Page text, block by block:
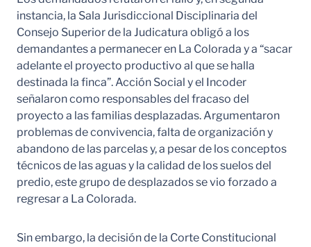
instancia, la Sala Jurisdiccional Disciplinaria del
Consejo Superior de la Judicatura obligó a los
demandantes a permanecer en La Colorada y a “sacar
adelante el proyecto productivo al que se halla
destinada la finca”. Acción Social y el Incoder
señalaron como responsables del fracaso del
proyecto a las familias desplazadas. Argumentaron
problemas de convivencia, falta de organización y
abandono de las parcelas y, a pesar de los conceptos
técnicos de las aguas y la calidad de los suelos del
predio, este grupo de desplazados se vio forzado a
regresar a La Colorada.
Sin embargo, la decisión de la Corte Constitucional